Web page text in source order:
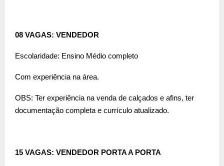
08 VAGAS: VENDEDOR
Escolaridade: Ensino Médio completo
Com experiência na área.
OBS: Ter experiência na venda de calçados e afins, ter
documentação completa e currículo atualizado.
15 VAGAS: VENDEDOR PORTA A PORTA